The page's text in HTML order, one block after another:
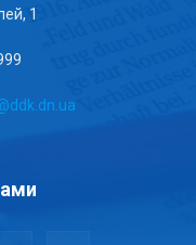
1